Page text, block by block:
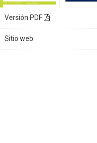
Versión PDF
Sitio web